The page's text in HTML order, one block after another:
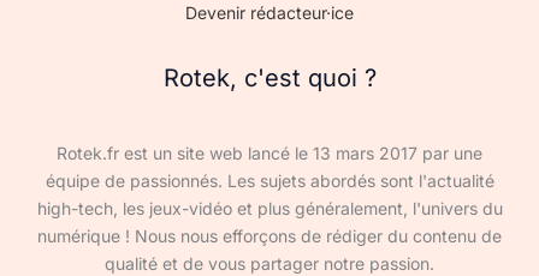
Devenir rédacteur·ice
Rotek, c'est quoi ?
Rotek.fr est un site web lancé le 13 mars 2017 par une
équipe de passionnés. Les sujets abordés sont l'actualité
high-tech, les jeux-vidéo et plus généralement, l'univers du
numérique ! Nous nous efforçons de rédiger du contenu de
qualité et de vous partager notre passion.